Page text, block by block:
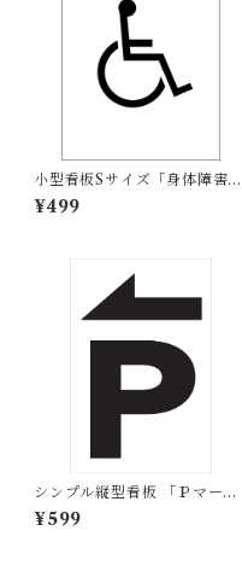
小型看板Sサイズ「身体障害者
マーク（黒）」 屋外可【その
他・マーク】
¥499
シンプル縦型看板 「Ｐマーク
（黒）左矢印」【駐車場】 屋
外可
¥599